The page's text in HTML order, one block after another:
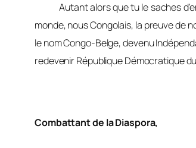
Autant alors que tu le saches
monde, nous Congolais, la preuve de
le nom Congo-Belge, devenu
redevenir République Démocratique
Combattant de la Diaspora,